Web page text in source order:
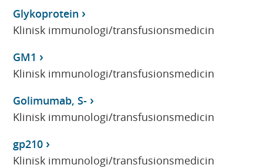
Glykoprotein
Klinisk immunologi/transfusionsmedicin
GM1
Klinisk immunologi/transfusionsmedicin
Golimumab, S-
Klinisk immunologi/transfusionsmedicin
gp210
Klinisk immunologi/transfusionsmedicin